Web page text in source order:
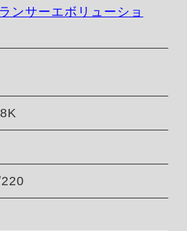
ランサーエボリューショ